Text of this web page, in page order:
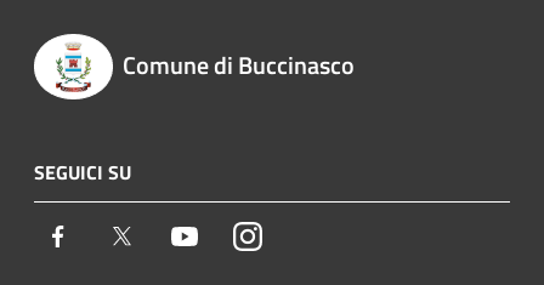
Comune di Buccinasco
SEGUICI SU
Facebook Twitter YoutubeInstagram